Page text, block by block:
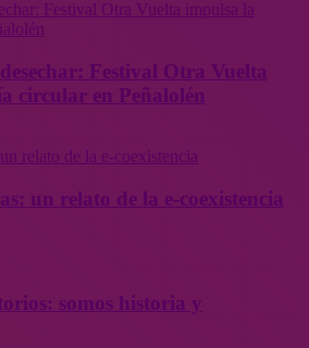
Festival Otra Vuelta
circular en Peñalolén
un relato de la e-coexistencia
somos historia y